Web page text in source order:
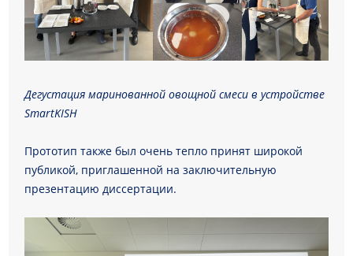
Дегустация маринованной овощной смеси в устройстве
SmartKISH
Прототип также был очень тепло принят широкой
публикой, приглашенной на заключительную
презентацию диссертации.